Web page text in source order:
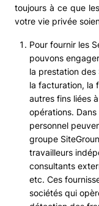
toujours à ce que
votre vie privée
Pour fournir les
pouvons
la prestation des
la facturation, la
autres fins liées
opérations.
personnel
groupe
travailleurs
consultants
etc. Ces
sociétés qui